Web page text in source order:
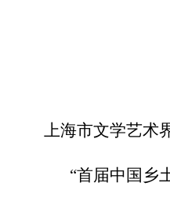
上海市文学艺术
“首届中国乡